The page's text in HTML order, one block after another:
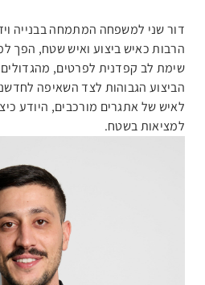
דור שני למשפחה המתמחה בבנייה
הרבות כאיש ביצוע ואיש שטח, הפך
שימת לב קפדנית לפרטים, מהגדולים
הביצוע הגבוהות לצד השאיפה
לאיש של אתגרים מורכבים, היודע
למציאות בשטח.